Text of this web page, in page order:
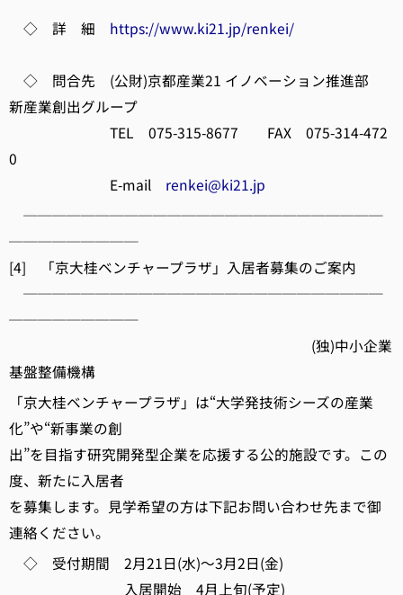
◇ 詳 細 https://www.ki21.jp/renkei/
◇ 問合先 (公財)京都産業21 イノベーション推進部
新産業創出グループ
TEL 075-315-8677 FAX 075-314-472
0
E-mail renkei@ki21.jp
─────────────────────────
─────────
[4] 「京大桂ベンチャープラザ」入居者募集のご案内
─────────────────────────
─────────
(独)中小企業
基盤整備機構
「京大桂ベンチャープラザ」は“大学発技術シーズの産業
化”や“新事業の創
出”を目指す研究開発型企業を応援する公的施設です。この
度、新たに入居者
を募集します。見学希望の方は下記お問い合わせ先まで御
連絡ください。
◇ 受付期間 2月21日(水)～3月2日(金)
入居開始 4月上旬(予定)